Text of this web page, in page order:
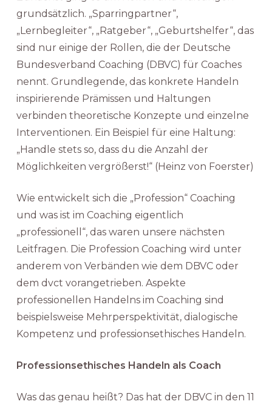
grundsätzlich. „Sparringpartner“,
„Lernbegleiter“, „Ratgeber“, „Geburtshelfer“, das
sind nur einige der Rollen, die der Deutsche
Bundesverband Coaching (DBVC) für Coaches
nennt. Grundlegende, das konkrete Handeln
inspirierende Prämissen und Haltungen
verbinden theoretische Konzepte und einzelne
Interventionen. Ein Beispiel für eine Haltung:
„Handle stets so, dass du die Anzahl der
Möglichkeiten vergrößerst!“ (Heinz von Foerster)
Wie entwickelt sich die „Profession“ Coaching
und was ist im Coaching eigentlich
„professionell“, das waren unsere nächsten
Leitfragen. Die Profession Coaching wird unter
anderem von Verbänden wie dem DBVC oder
dem dvct vorangetrieben. Aspekte
professionellen Handelns im Coaching sind
beispielsweise Mehrperspektivität, dialogische
Kompetenz und professionsethisches Handeln.
Professionsethisches Handeln als Coach
Was das genau heißt? Das hat der DBVC in den 11